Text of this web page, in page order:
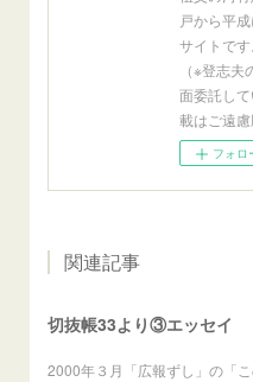
戸から平
サイトで
（※登志
面委託し
載はご遠慮
フォロ
関連記事
切抜帳33より③エッセイ
2000年３月「広報ずし」の「